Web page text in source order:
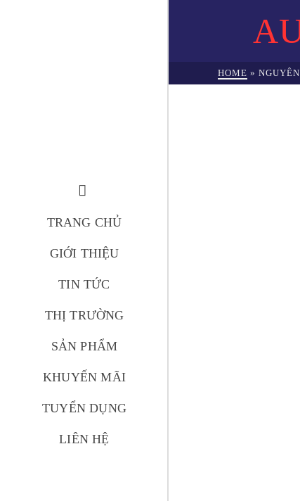
TRANG CHỦ
GIỚI THIỆU
TIN TỨC
THỊ TRƯỜNG
SẢN PHẨM
KHUYẾN MÃI
TUYỂN DỤNG
LIÊN HỆ
HOME »